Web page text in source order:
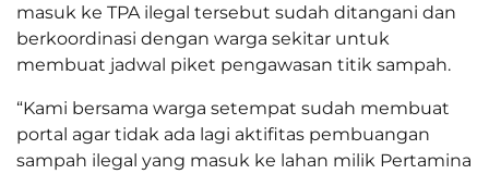
masuk ke TPA ilegal tersebut sudah ditangani dan
berkoordinasi dengan warga sekitar untuk
membuat jadwal piket pengawasan titik sampah.
“Kami bersama warga setempat sudah membuat
portal agar tidak ada lagi aktifitas pembuangan
sampah ilegal yang masuk ke lahan milik Pertamina